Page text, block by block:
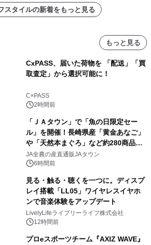
スタイルの新着をもっと見る
もっと見る
CxPASS、届いた荷物を 「配送」「買
取査定」から選択可能に！
C×PASS
2時間前
「ＪＡタウン」で「魚の日限定セー
ル」を開催！長崎県産「黄金あなご」
や「天然本まぐろ」など約280商品を
販売！～毎月１０日の定例企画～
JA全農の産直通販JAタウン
6時間前
見る・触る・聴くを一つに。ディスプ
レイ搭載「LL05」ワイヤレスイヤホ
ンで音楽体験をアップデート
LivelyLifeライブリーライフ株式会社
12時間前
プロeスポーツチーム『AXIZ WAVE』